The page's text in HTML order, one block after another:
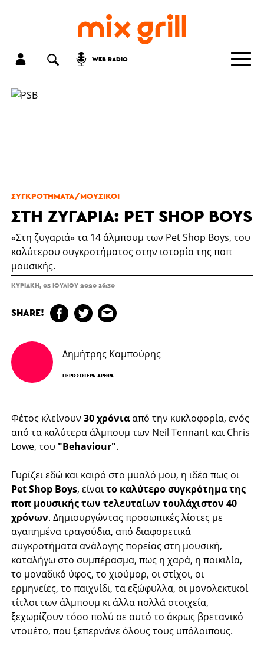
WEB RADIO
ΣΥΓΚΡΟΤΗΜΑΤΑ/ΜΟΥΣΙΚΟΙ
ΣΤΗ ΖΥΓΑΡΙΆ: PET SHOP BOYS
«Στη ζυγαριά» τα 14 άλμπουμ των Pet Shop Boys, του
καλύτερου συγκροτήματος στην ιστορία της ποπ
μουσικής.
ΚΥΡΙΑΚΉ, 05 ΙΟΥΛΊΟΥ 2020 16:30
SHARE!
Δημήτρης Καμπούρης
ΠΕΡΙΣΣΌΤΕΡΑ ΆΡΘΡΑ
Φέτος κλείνουν 30 χρόνια από την κυκλοφορία, ενός
από τα καλύτερα άλμπουμ των Neil Tennant και Chris
Lowe, του "Behaviour".
Γυρίζει εδώ και καιρό στο μυαλό μου, η ιδέα πως οι
Pet Shop Boys, είναιτο καλύτερο συγκρότημα της
ποπ μουσικής των τελευταίων τουλάχιστον 40
χρόνων. Δημιουργώντας προσωπικές λίστες με
αγαπημένα τραγούδια, από διαφορετικά
συγκροτήματα ανάλογης πορείας στη μουσική,
καταλήγω στο συμπέρασμα, πως η χαρά, η ποικιλία,
το μοναδικό ύφος, το χιούμορ, οι στίχοι, οι
ερμηνείες, το παιχνίδι, τα εξώφυλλα, οι μονολεκτικοί
τίτλοι των άλμπουμ κι άλλα πολλά στοιχεία,
ξεχωρίζουν τόσο πολύ σε αυτό το άκρως βρετανικό
ντουέτο, που ξεπερνάνε όλους τους υπόλοιπους.